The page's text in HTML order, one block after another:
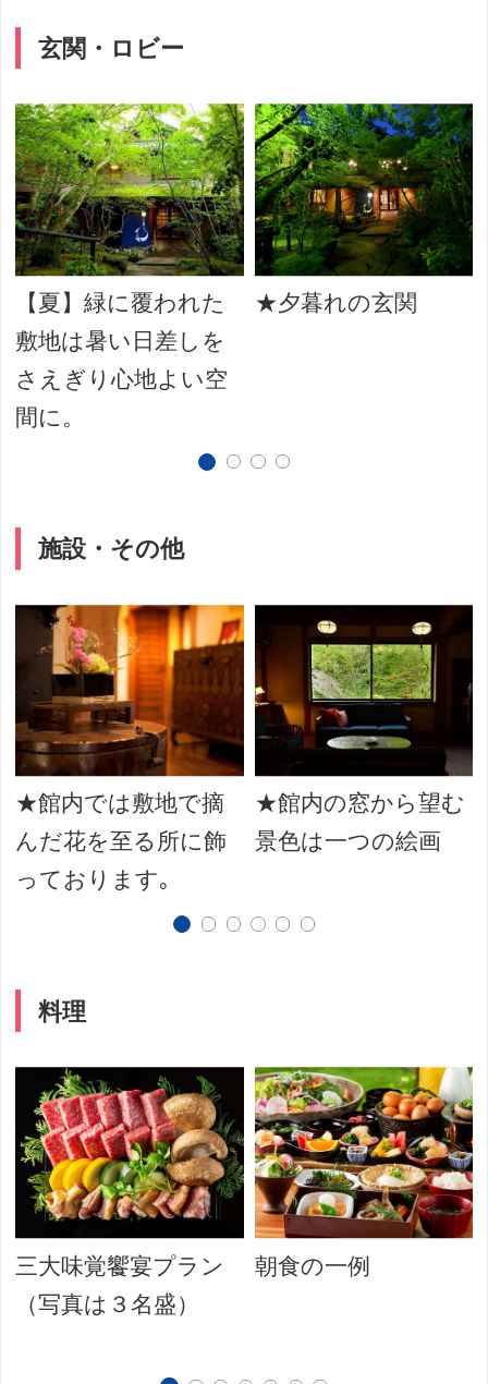
玄関・ロビー
【夏】緑に覆われた
敷地は暑い日差しを
さえぎり心地よい空
間に。
★夕暮れの玄関
施設・その他
★館内では敷地で摘
んだ花を至る所に飾
っております｡
★館内の窓から望む
景色は一つの絵画
料理
三大味覚饗宴プラン
（写真は３名盛）
朝食の一例